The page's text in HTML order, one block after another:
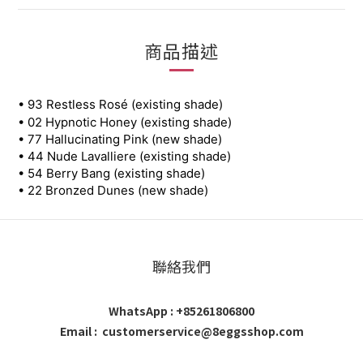
商品描述
• 93 Restless Rosé (existing shade)
• 02 Hypnotic Honey (existing shade)
• 77 Hallucinating Pink (new shade)
• 44 Nude Lavalliere (existing shade)
• 54 Berry Bang (existing shade)
• 22 Bronzed Dunes (new shade)
聯絡我們
WhatsApp : +85261806800
Email : customerservice@8eggsshop.com